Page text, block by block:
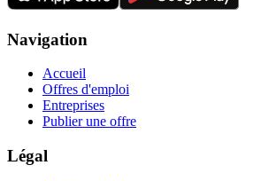
Navigation
Accueil
Offres d'emploi
Entreprises
Publier une offre
Légal